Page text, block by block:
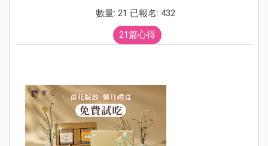
數量: 21 已報名: 432
21篇心得